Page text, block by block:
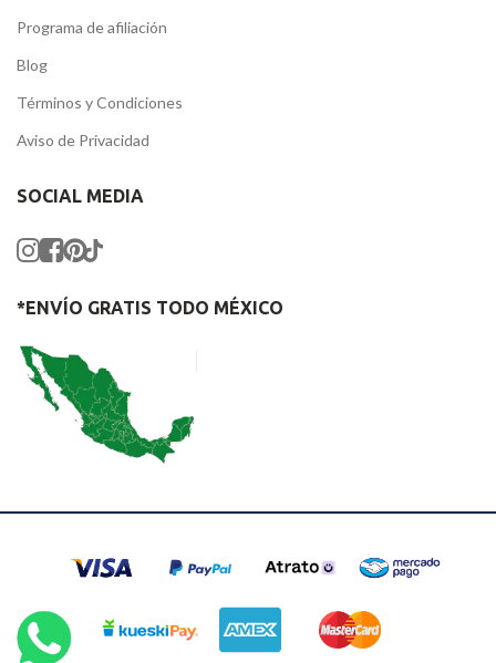
Programa de afiliación
Blog
Términos y Condiciones
Aviso de Privacidad
SOCIAL MEDIA
*ENVÍO GRATIS TODO MÉXICO